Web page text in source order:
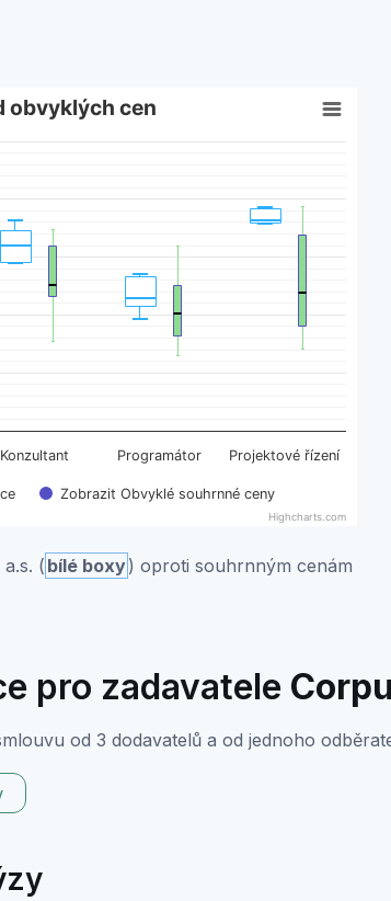
charts are typically used to display
za den práce. Data ranges from 5575 to
obvyklých cen
Zobrazit Obvyklé souhrnné ceny
Konzultant Programátor Projektové řízení
Highcharts.com
( bílé boxy) oproti souhrnným cenám
pro zadavatele
od 3 dodavatelů a od jednoho